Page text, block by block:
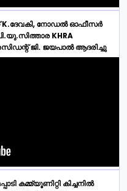
K.ദേവകി, നോഡൽ ഓഫീസർ
KHRA
ജി. ജയപാൽ ആദരിച്ചു
കമ്മ്യൂണിറ്റി കിച്ചനിൽ